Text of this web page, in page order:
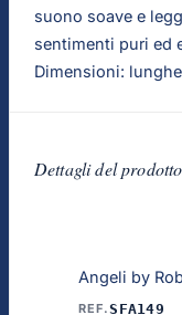
suono soave e
sentimenti puri ed
Dimensioni:
Dettagli del prodotto
Angeli by
REF.SFA149